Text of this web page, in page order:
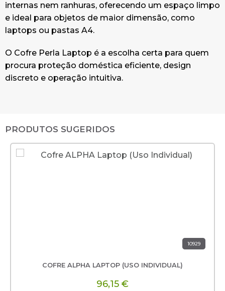
internas nem ranhuras, oferecendo um espaço limpo
e ideal para objetos de maior dimensão, como
laptops ou pastas A4.
O Cofre Perla Laptop é a escolha certa para quem
procura proteção doméstica eficiente, design
discreto e operação intuitiva.
PRODUTOS SUGERIDOS
10929
COFRE ALPHA LAPTOP (USO INDIVIDUAL)
96,15 €